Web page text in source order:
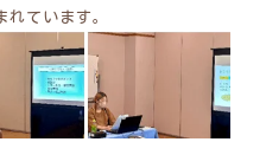
ています。